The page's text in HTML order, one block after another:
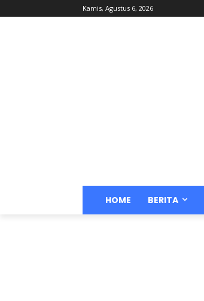
Kamis, Agustus 6, 2026
HOME BERITA